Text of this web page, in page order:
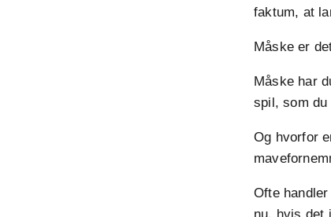
faktum, at
Måske er
Måske har
spil, som
Og hvorfor
Ofte